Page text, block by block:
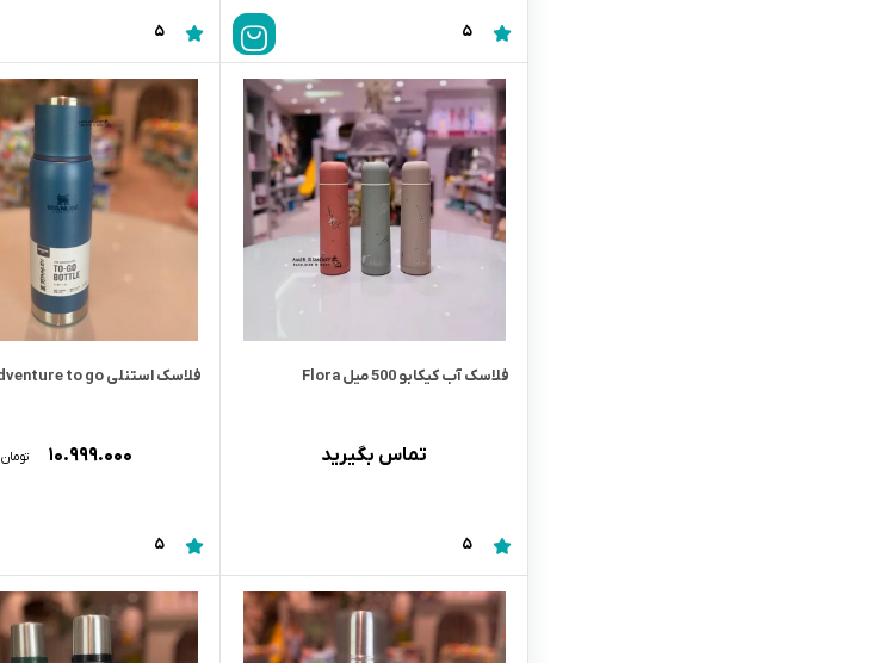
5
5
فلاسک آب کیکابو 500 میل Flora
تماس بگیرید
5
فلاسک استنلی adventure to go
۱۰.۹۹۹.۰۰۰ تومان
5